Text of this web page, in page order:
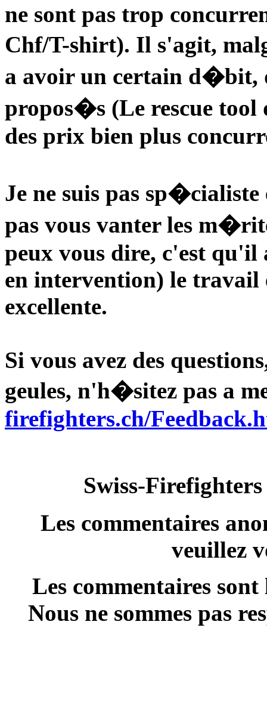
ne sont pas trop
Chf/T-shirt). Il s'agit,
a avoir un certain d�bit,
propos�s (Le rescue
des prix bien plus
Je ne suis pas
pas vous vanter les
peux vous dire, c'est
en intervention) le travail
excellente.
Si vous avez des
geules, n'h�sitez pas a
firefighters.ch/
Swiss-
Les commentaires
veuillez
Les commentaires
Nous ne sommes pas